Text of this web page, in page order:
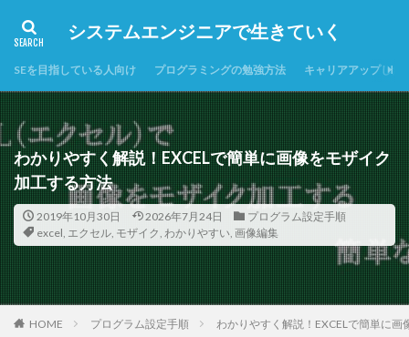
システムエンジニアで生きていく
SEを目指している人向け プログラミングの勉強方法 キャリアアップした
わかりやすく解説！EXCELで簡単に画像をモザイク
加工する方法
2019年10月30日 2026年7月24日
プログラム設定手順
excel, エクセル, モザイク, わかりやすい, 画像編集
HOME プログラム設定手順 わかりやすく解説！EXCELで簡単に画